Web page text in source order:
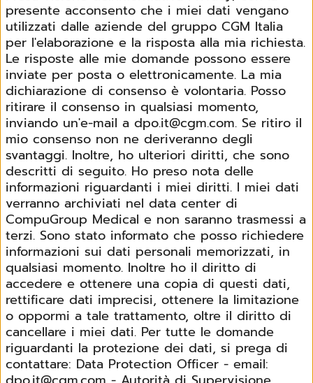
presente acconsento che i miei dati vengano
utilizzati dalle aziende del gruppo CGM Italia
per l'elaborazione e la risposta alla mia richiesta.
Le risposte alle mie domande possono essere
inviate per posta o elettronicamente. La mia
dichiarazione di consenso è volontaria. Posso
ritirare il consenso in qualsiasi momento,
inviando un'e-mail a dpo.it@cgm.com. Se ritiro il
mio consenso non ne deriveranno degli
svantaggi. Inoltre, ho ulteriori diritti, che sono
descritti di seguito. Ho preso nota delle
informazioni riguardanti i miei diritti. I miei dati
verranno archiviati nel data center di
CompuGroup Medical e non saranno trasmessi a
terzi. Sono stato informato che posso richiedere
informazioni sui dati personali memorizzati, in
qualsiasi momento. Inoltre ho il diritto di
accedere e ottenere una copia di questi dati,
rettificare dati imprecisi, ottenere la limitazione
o oppormi a tale trattamento, oltre il diritto di
cancellare i miei dati. Per tutte le domande
riguardanti la protezione dei dati, si prega di
contattare: Data Protection Officer - email: